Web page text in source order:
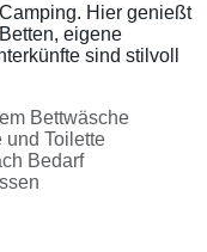
Hier genießt
eigene
sind stilvoll
Bettwäsche
und Toilette
Bedarf